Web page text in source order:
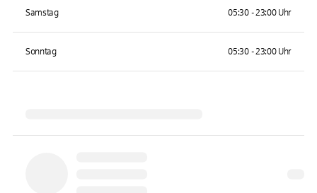
Samstag 05:30 - 23:00 Uhr
Sonntag 05:30 - 23:00 Uhr